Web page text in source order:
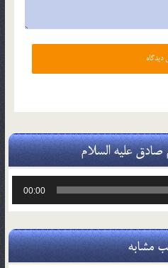
صادق علیه السلام
00:00
مشابه